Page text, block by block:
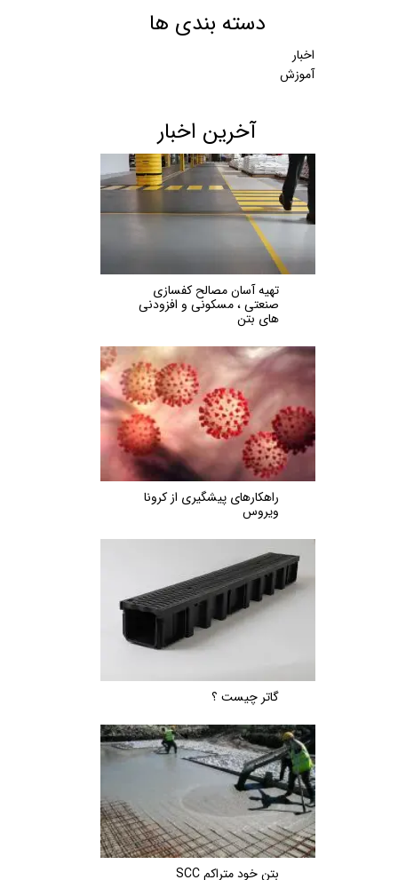
دسته بندی ها
اخبار
آموزش
آخرین اخبار
تهیه آسان مصالح کفسازی
صنعتی ، مسکونی و افزودنی
های بتن
راهکارهای پیشگیری از کرونا
ویروس
گاتر چیست ؟
بتن خود متراکم SCC